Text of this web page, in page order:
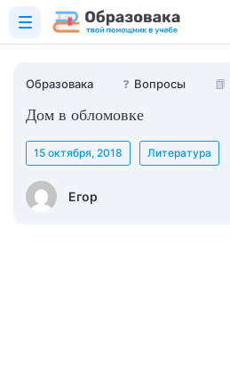
Образовака ❓ Вопросы 📗
Дом в обломовке
Егор
15 октября, 2018 Литература